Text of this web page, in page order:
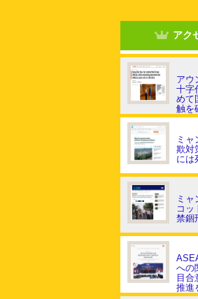
アク
アウ
十字
めて
触を
ミ
欺対
には
ミャ
コッ
禁錮
への
目合
推進